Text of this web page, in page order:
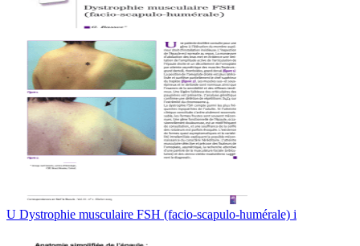
U Dystrophie musculaire FSH (facio-scapulo-humérale) i